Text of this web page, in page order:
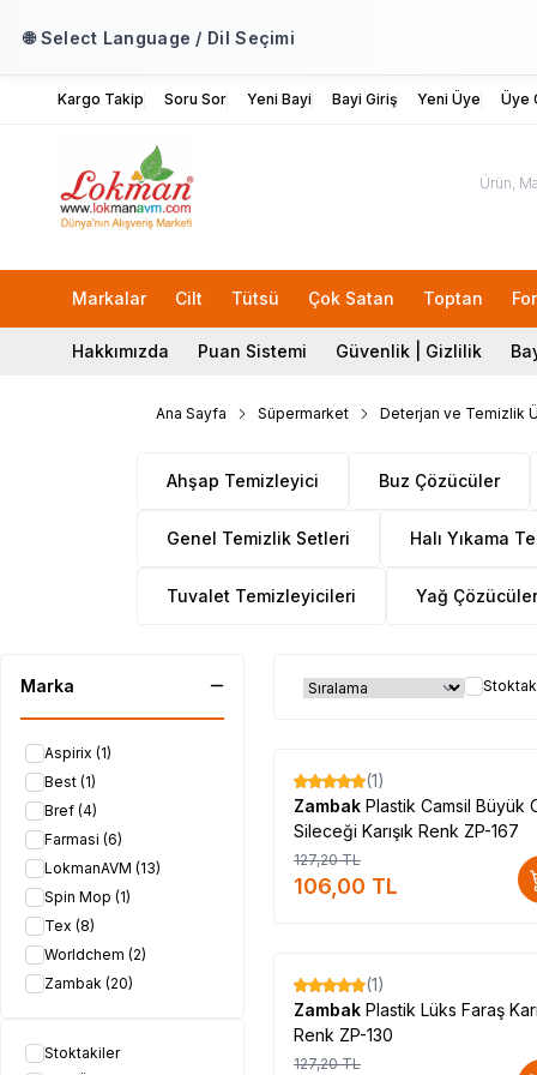
🌐 Select Language / Dil Seçimi
Kargo Takip Soru Sor Yeni Bayi Bayi Giriş Yeni Üye Üye
Markalar Cilt Tütsü Çok Satan Toptan
Hakkımızda Puan Sistemi Güvenlik | Gizlilik
Ana Sayfa Süpermarket Deterjan ve Temizlik
Ahşap Temizleyici Buz Çözücüler
Genel Temizlik Setleri Halı Yıkama
Tuvalet Temizleyicileri Yağ Çözücüler
Marka
Aspirix (1)
Best (1)
Bref (4)
Farmasi (6)
LokmanAVM (13)
Spin Mop (1)
Tex (8)
Worldchem (2)
Zambak (20)
Stoktakiler
%17
(1)
Zambak Plastik Camsil Büyük
Sileceği Karışık Renk ZP-167
127,20TL
106,00 TL
%17
(1)
Zambak Plastik Lüks Faraş
Renk ZP-130
127,20TL